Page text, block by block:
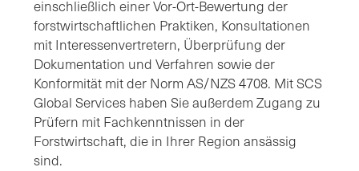
einschließlich einer Vor-Ort-Bewertung der
forstwirtschaftlichen Praktiken, Konsultationen
mit Interessenvertretern, Überprüfung der
Dokumentation und Verfahren sowie der
Konformität mit der Norm AS/NZS 4708. Mit SCS
Global Services haben Sie außerdem Zugang zu
Prüfern mit Fachkenntnissen in der
Forstwirtschaft, die in Ihrer Region ansässig
sind.